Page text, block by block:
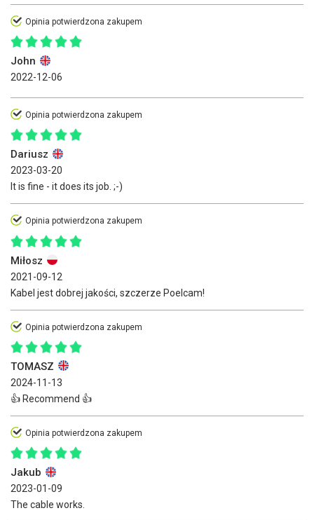
Opinia potwierdzona zakupem
John
2022-12-06
Opinia potwierdzona zakupem
Dariusz
2023-03-20
It is fine - it does its job. ;-)
Opinia potwierdzona zakupem
Miłosz
2021-09-12
Kabel jest dobrej jakości, szczerze Poelcam!
Opinia potwierdzona zakupem
TOMASZ
2024-11-13
👍 Recommend 👍
Opinia potwierdzona zakupem
Jakub
2023-01-09
The cable works.